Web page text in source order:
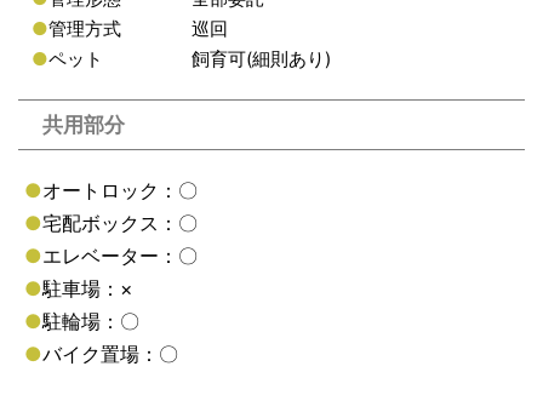
●管理方式
巡回
●ペット 飼育可(細則あり)
共用部分
●オートロック：〇
●宅配ボックス：〇
●エレベーター：〇
●駐車場：×
●駐輪場：〇
●バイク置場：〇